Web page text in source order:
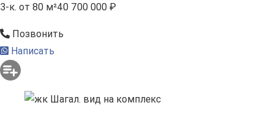
3-к. от 80 м²40 700 000 ₽
Позвонить
Написать